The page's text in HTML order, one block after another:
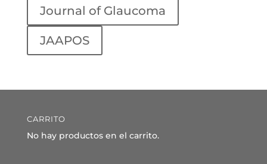
Journal of Glaucoma
JAAPOS
CARRITO
No hay productos en el carrito.